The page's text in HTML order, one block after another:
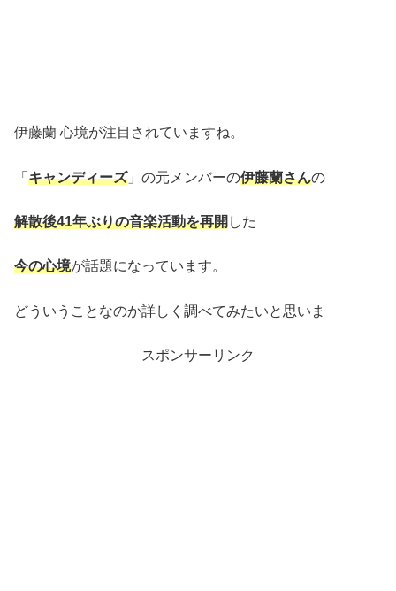
伊藤蘭 心境が注目されていますね。
「 キャンディーズ」の元メンバーの伊藤蘭さんの
解散後41年ぶりの音楽活動を再開した
今の心境が話題になっています。
どういうことなのか詳しく調べてみたいと思いま
スポンサーリンク